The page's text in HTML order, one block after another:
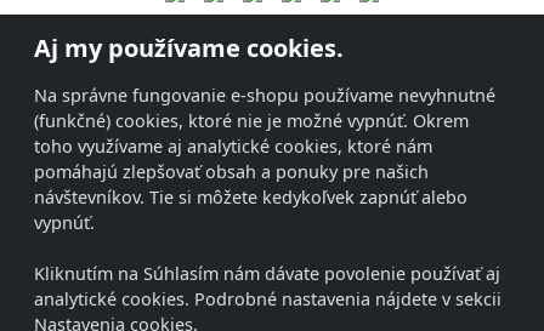
Aj my používame cookies.
Na správne fungovanie e-shopu používame nevyhnutné
(funkčné) cookies, ktoré nie je možné vypnúť. Okrem
toho využívame aj analytické cookies, ktoré nám
pomáhajú zlepšovať obsah a ponuky pre našich
návštevníkov. Tie si môžete kedykoľvek zapnúť alebo
vypnúť.
Kliknutím na Súhlasím nám dávate povolenie používať aj
analytické cookies. Podrobné nastavenia nájdete v sekcii
Nastavenia cookies.